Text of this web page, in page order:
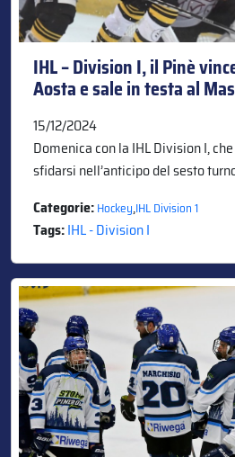
IHL – Division I, il Pinè
Aosta e sale in testa al
15/12/2024
Domenica con la IHL Division I,
sfidarsi nell’anticipo del sesto
Categorie:Hockey,IHL Division 1
Tags:IHL - Division I